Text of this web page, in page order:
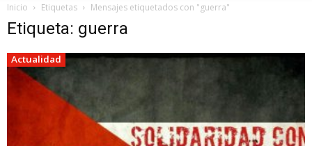
Inicio Etiquetas Mensajes etiquetados con "guerra"
Etiqueta: guerra
Actualidad